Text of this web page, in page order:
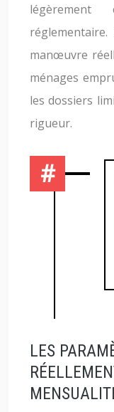
manœuvre
ménages
les dossiers
rigueur.
LES